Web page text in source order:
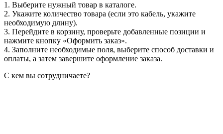
1. Выберите нужный товар в каталоге.
2. Укажите количество товара (если это кабель, укажите
необходимую длину).
3. Перейдите в корзину, проверьте добавленные позиции и
нажмите кнопку «Оформить заказ».
4. Заполните необходимые поля, выберите способ доставки и
оплаты, а затем завершите оформление заказа.
С кем вы сотрудничаете?